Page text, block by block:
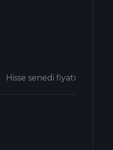
Hisse senedi fiyatı